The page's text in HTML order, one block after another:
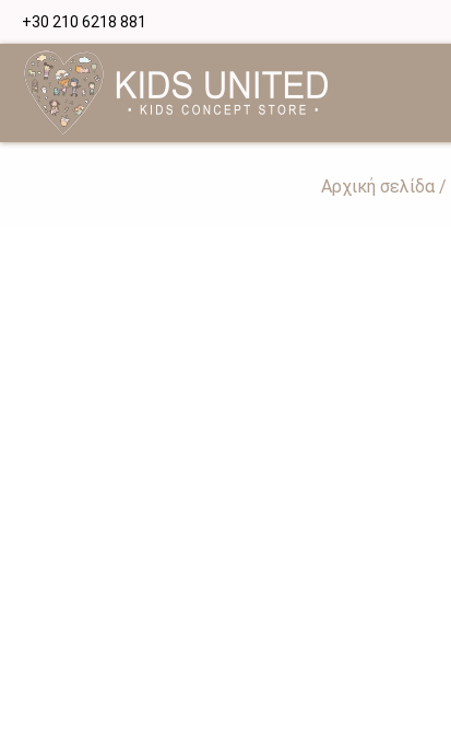
+30 210 6218 881
Αρχική σελίδα/